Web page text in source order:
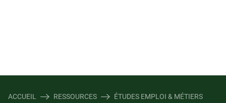
ACCUEIL RESSOURCES ÉTUDES EMPLOI & MÉTIERS